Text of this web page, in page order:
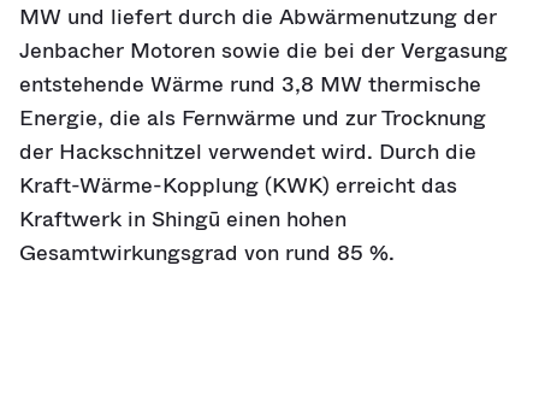
MW und liefert durch die Abwärmenutzung der
Jenbacher Motoren sowie die bei der Vergasung
entstehende Wärme rund 3,8 MW thermische
Energie, die als Fernwärme und zur Trocknung
der Hackschnitzel verwendet wird. Durch die
Kraft-Wärme-Kopplung (KWK) erreicht das
Kraftwerk in Shingū einen hohen
Gesamtwirkungsgrad von rund 85 %.